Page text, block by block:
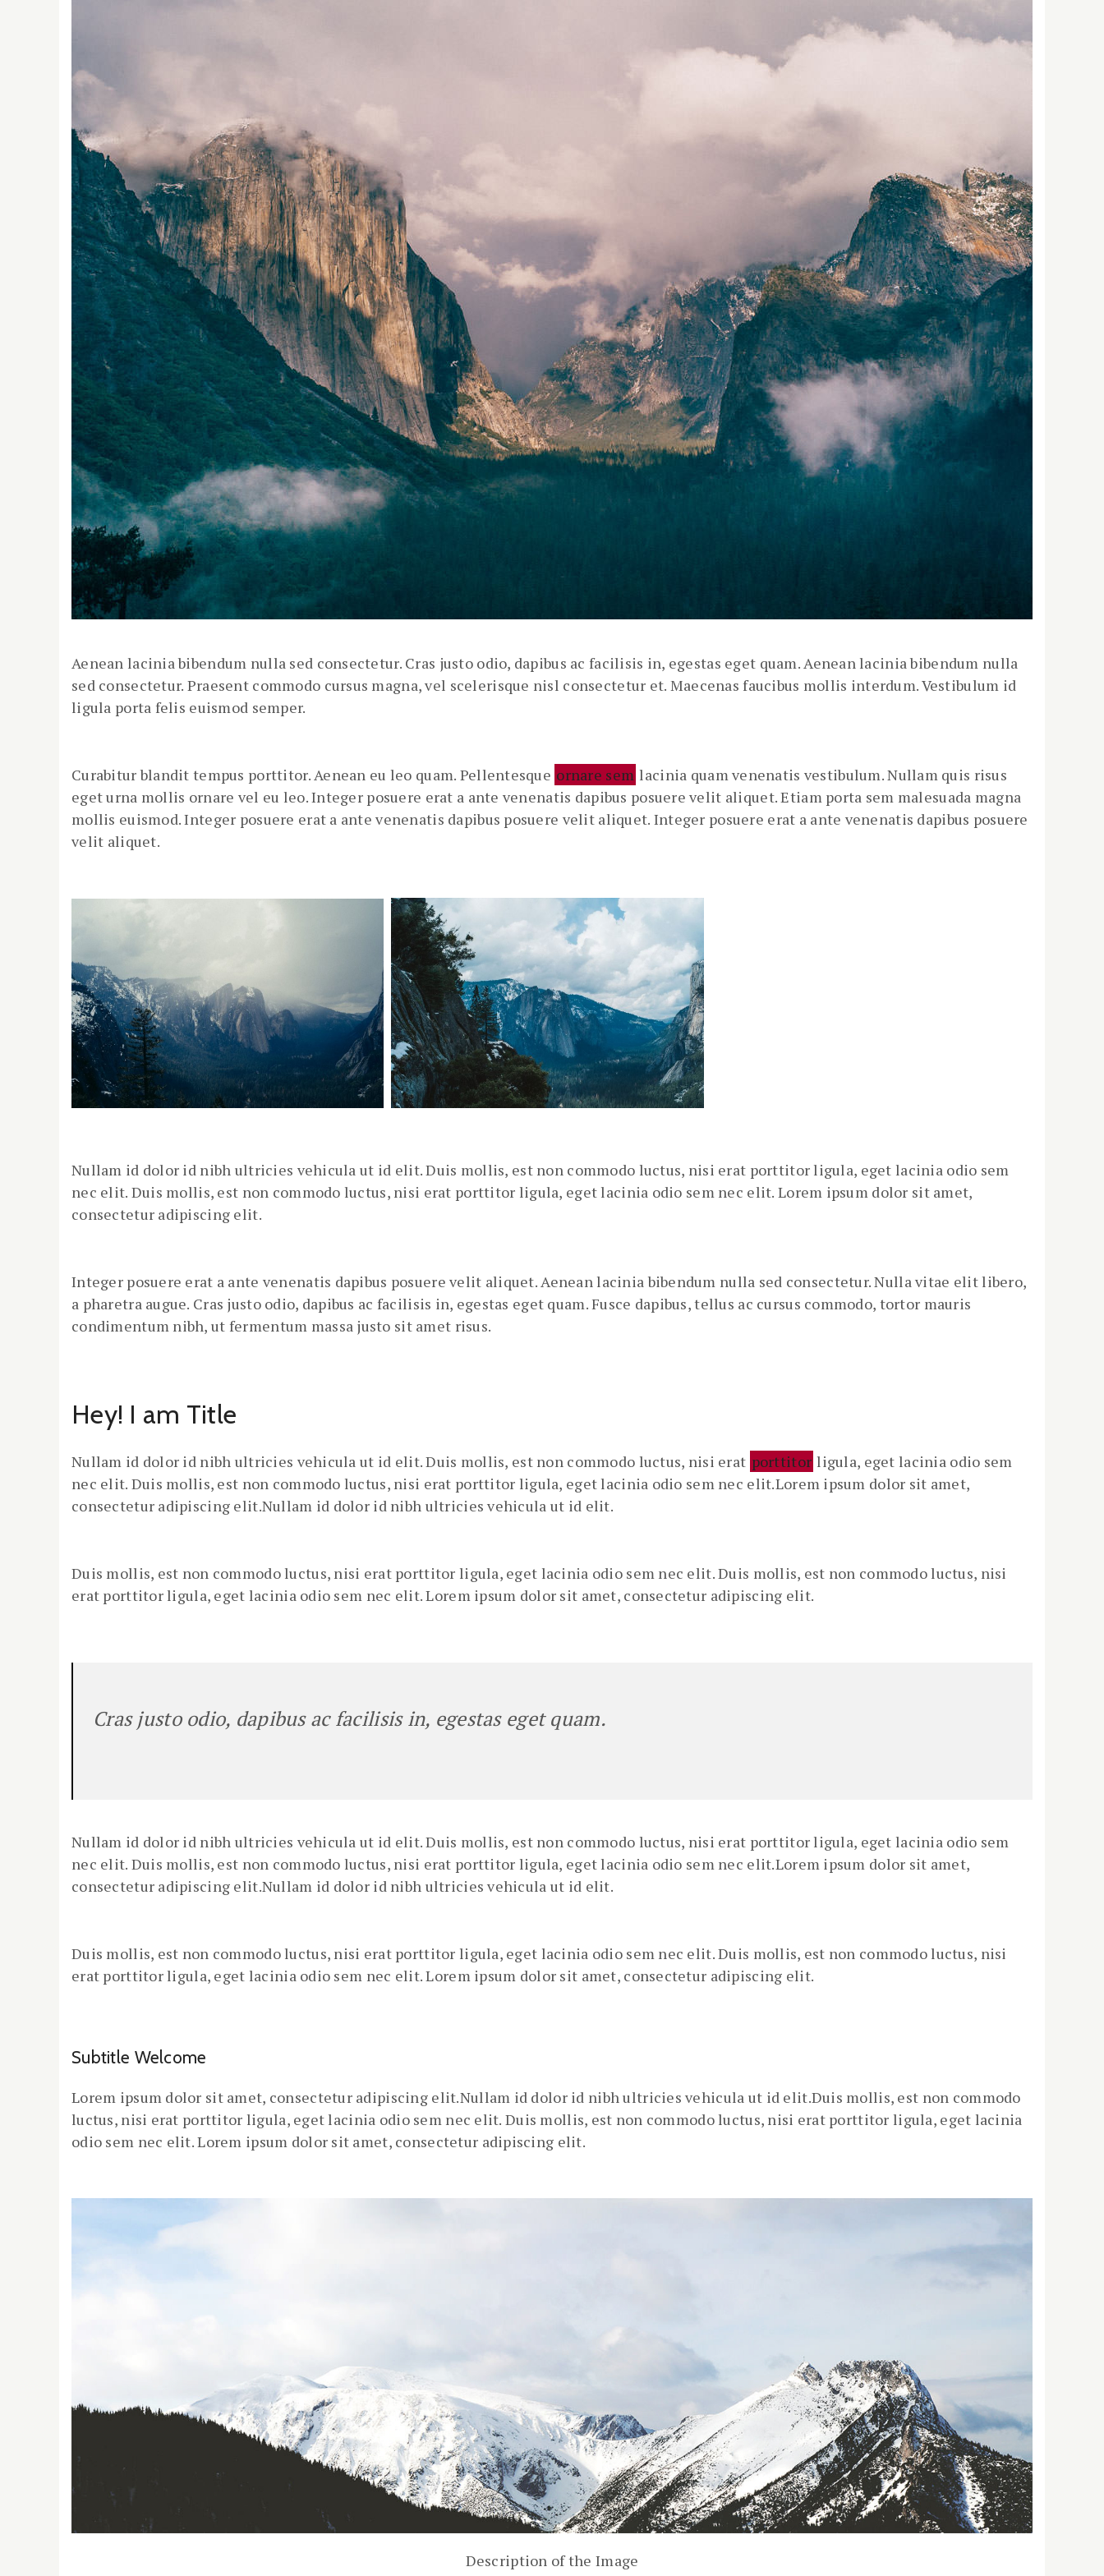
Aenean lacinia bibendum nulla sed consectetur. Cras justo odio, dapibus ac facilisis in, egestas eget quam. Aenean lacinia bibendum nulla
sed consectetur. Praesent commodo cursus magna, vel scelerisque nisl consectetur et. Maecenas faucibus mollis interdum. Vestibulum id
ligula porta felis euismod semper.
Curabitur blandit tempus porttitor. Aenean eu leo quam. Pellentesque ornare sem lacinia quam venenatis vestibulum. Nullam quis risus
eget urna mollis ornare vel eu leo. Integer posuere erat a ante venenatis dapibus posuere velit aliquet. Etiam porta sem malesuada magna
mollis euismod. Integer posuere erat a ante venenatis dapibus posuere velit aliquet. Integer posuere erat a ante venenatis dapibus posuere
velit aliquet.
Nullam id dolor id nibh ultricies vehicula ut id elit. Duis mollis, est non commodo luctus, nisi erat porttitor ligula, eget lacinia odio sem
nec elit. Duis mollis, est non commodo luctus, nisi erat porttitor ligula, eget lacinia odio sem nec elit. Lorem ipsum dolor sit amet,
consectetur adipiscing elit.
Integer posuere erat a ante venenatis dapibus posuere velit aliquet. Aenean lacinia bibendum nulla sed consectetur. Nulla vitae elit libero,
a pharetra augue. Cras justo odio, dapibus ac facilisis in, egestas eget quam. Fusce dapibus, tellus ac cursus commodo, tortor mauris
condimentum nibh, ut fermentum massa justo sit amet risus.
Hey! I am Title
Nullam id dolor id nibh ultricies vehicula ut id elit. Duis mollis, est non commodo luctus, nisi erat porttitor ligula, eget lacinia odio sem
nec elit. Duis mollis, est non commodo luctus, nisi erat porttitor ligula, eget lacinia odio sem nec elit.Lorem ipsum dolor sit amet,
consectetur adipiscing elit.Nullam id dolor id nibh ultricies vehicula ut id elit.
Duis mollis, est non commodo luctus, nisi erat porttitor ligula, eget lacinia odio sem nec elit. Duis mollis, est non commodo luctus, nisi
erat porttitor ligula, eget lacinia odio sem nec elit. Lorem ipsum dolor sit amet, consectetur adipiscing elit.
Cras justo odio, dapibus ac facilisis in, egestas eget quam.
Nullam id dolor id nibh ultricies vehicula ut id elit. Duis mollis, est non commodo luctus, nisi erat porttitor ligula, eget lacinia odio sem
nec elit. Duis mollis, est non commodo luctus, nisi erat porttitor ligula, eget lacinia odio sem nec elit.Lorem ipsum dolor sit amet,
consectetur adipiscing elit.Nullam id dolor id nibh ultricies vehicula ut id elit.
Duis mollis, est non commodo luctus, nisi erat porttitor ligula, eget lacinia odio sem nec elit. Duis mollis, est non commodo luctus, nisi
erat porttitor ligula, eget lacinia odio sem nec elit. Lorem ipsum dolor sit amet, consectetur adipiscing elit.
Subtitle Welcome
Lorem ipsum dolor sit amet, consectetur adipiscing elit.Nullam id dolor id nibh ultricies vehicula ut id elit.Duis mollis, est non commodo
luctus, nisi erat porttitor ligula, eget lacinia odio sem nec elit. Duis mollis, est non commodo luctus, nisi erat porttitor ligula, eget lacinia
odio sem nec elit. Lorem ipsum dolor sit amet, consectetur adipiscing elit.
Description of the Image